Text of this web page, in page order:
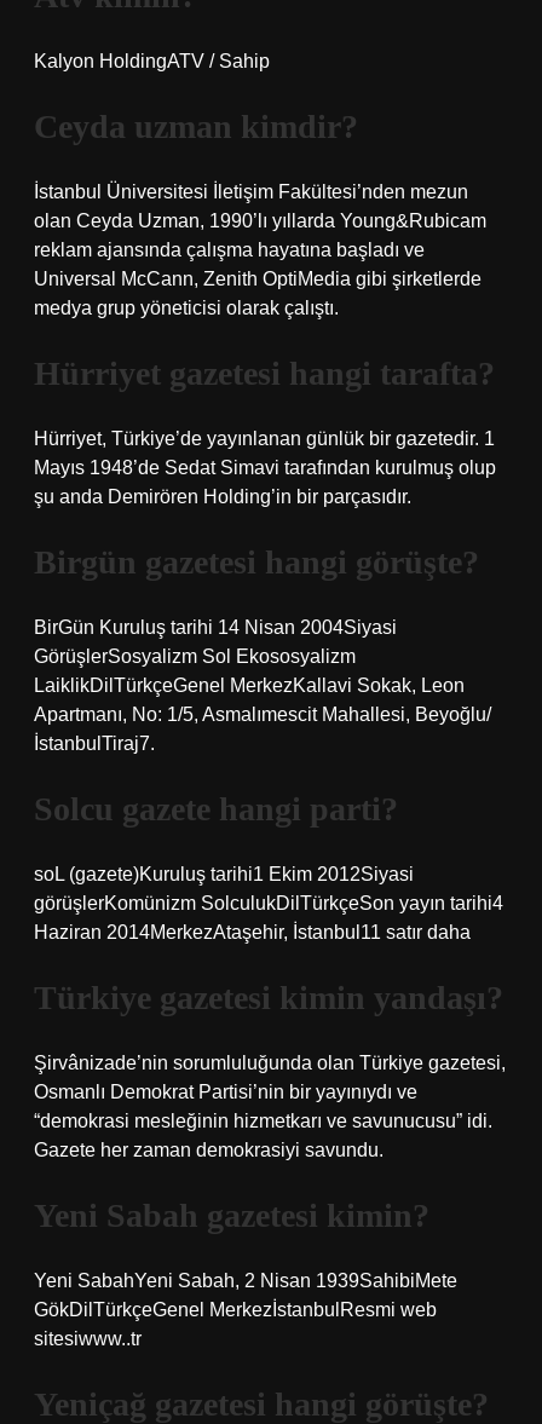
Kalyon HoldingATV / Sahip
Ceyda uzman kimdir?
İstanbul Üniversitesi İletişim Fakültesi’nden mezun
olan Ceyda Uzman, 1990’lı yıllarda Young&Rubicam
reklam ajansında çalışma hayatına başladı ve
Universal McCann, Zenith OptiMedia gibi şirketlerde
medya grup yöneticisi olarak çalıştı.
Hürriyet gazetesi hangi tarafta?
Hürriyet, Türkiye’de yayınlanan günlük bir gazetedir. 1
Mayıs 1948’de Sedat Simavi tarafından kurulmuş olup
şu anda Demirören Holding’in bir parçasıdır.
Birgün gazetesi hangi görüşte?
BirGün Kuruluş tarihi 14 Nisan 2004Siyasi
GörüşlerSosyalizm Sol Ekososyalizm
LaiklikDilTürkçeGenel MerkezKallavi Sokak, Leon
Apartmanı, No: 1/5, Asmalımescit Mahallesi, Beyoğlu/
İstanbulTiraj7.
Solcu gazete hangi parti?
soL (gazete)Kuruluş tarihi1 Ekim 2012Siyasi
görüşlerKomünizm SolculukDilTürkçeSon yayın tarihi4
Haziran 2014MerkezAtaşehir, İstanbul11 satır daha
Türkiye gazetesi kimin yandaşı?
Şirvânizade’nin sorumluluğunda olan Türkiye gazetesi,
Osmanlı Demokrat Partisi’nin bir yayınıydı ve
“demokrasi mesleğinin hizmetkarı ve savunucusu” idi.
Gazete her zaman demokrasiyi savundu.
Yeni Sabah gazetesi kimin?
Yeni SabahYeni Sabah, 2 Nisan 1939SahibiMete
GökDilTürkçeGenel MerkezİstanbulResmi web
sitesiwww..tr
Yeniçağ gazetesi hangi görüşte?